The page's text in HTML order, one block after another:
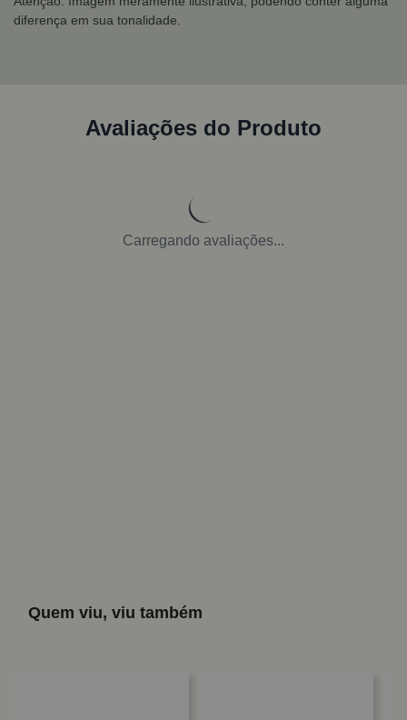
diferença em sua tonalidade.
Avaliações do Produto
Carregando avaliações...
Quem viu, viu também